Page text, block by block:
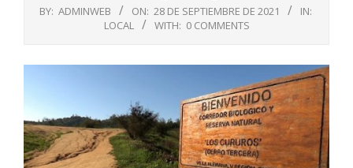
BY: ADMINWEB ON: 28 DE SEPTIEMBRE DE 2021
IN:
LOCAL
WITH: 0 COMMENTS